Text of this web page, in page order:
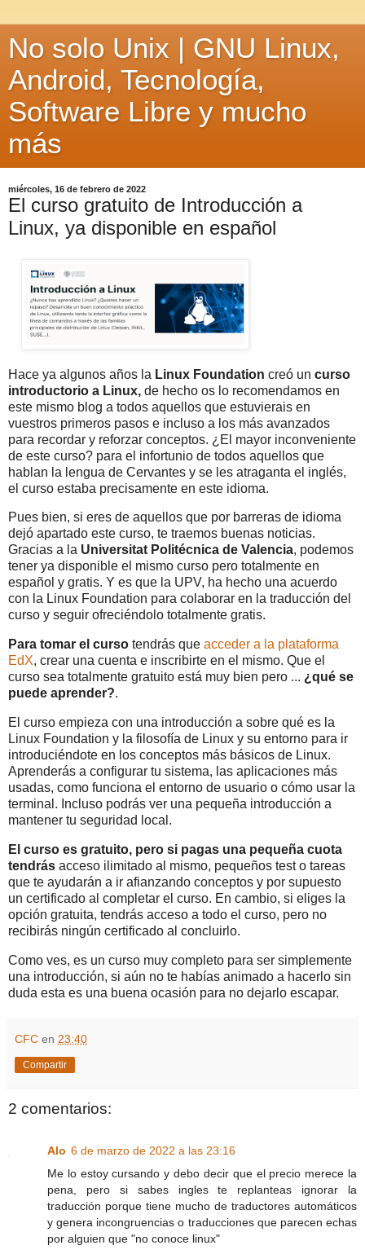
No solo Unix | GNU Linux,
Android, Tecnología,
Software Libre y mucho
más
miércoles, 16 de febrero de 2022
El curso gratuito de Introducción a
Linux, ya disponible en español
Hace ya algunos años la Linux Foundation creó un curso
introductorio a Linux, de hecho os lo recomendamos en
este mismo blog a todos aquellos que estuvierais en
vuestros primeros pasos e incluso a los más avanzados
para recordar y reforzar conceptos. ¿El mayor inconveniente
de este curso? para el infortunio de todos aquellos que
hablan la lengua de Cervantes y se les atraganta el inglés,
el curso estaba precisamente en este idioma.
Pues bien, si eres de aquellos que por barreras de idioma
dejó apartado este curso, te traemos buenas noticias.
Gracias a la Universitat Politécnica de Valencia, podemos
tener ya disponible el mismo curso pero totalmente en
español y gratis. Y es que la UPV, ha hecho una acuerdo
con la Linux Foundation para colaborar en la traducción del
curso y seguir ofreciéndolo totalmente gratis.
Para tomar el curso tendrás que acceder a la plataforma
EdX, crear una cuenta e inscribirte en el mismo. Que el
curso sea totalmente gratuito está muy bien pero ... ¿qué se
puede aprender?.
El curso empieza con una introducción a sobre qué es la
Linux Foundation y la filosofía de Linux y su entorno para ir
introduciéndote en los conceptos más básicos de Linux.
Aprenderás a configurar tu sistema, las aplicaciones más
usadas, como funciona el entorno de usuario o cómo usar la
terminal. Incluso podrás ver una pequeña introducción a
mantener tu seguridad local.
El curso es gratuito, pero si pagas una pequeña cuota
tendrás acceso ilimitado al mismo, pequeños test o tareas
que te ayudarán a ir afianzando conceptos y por supuesto
un certificado al completar el curso. En cambio, si eliges la
opción gratuita, tendrás acceso a todo el curso, pero no
recibirás ningún certificado al concluirlo.
Como ves, es un curso muy completo para ser simplemente
una introducción, si aún no te habías animado a hacerlo sin
duda esta es una buena ocasión para no dejarlo escapar.
CFC en 23:40
Compartir
2 comentarios:
Alo 6 de marzo de 2022 a las 23:16
Me lo estoy cursando y debo decir que el precio merece la
pena, pero si sabes ingles te replanteas ignorar la
traducción porque tiene mucho de traductores automáticos
y genera incongruencias o traducciones que parecen echas
por alguien que "no conoce linux"